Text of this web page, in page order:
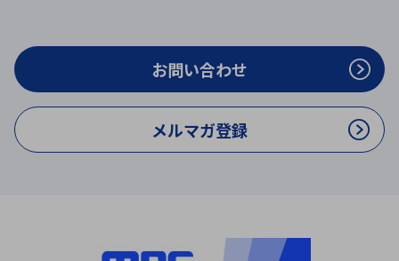
お問い合わせ
メルマガ登録